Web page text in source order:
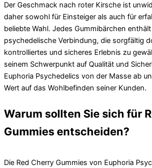
Der Geschmack nach roter Kirsche ist
daher sowohl für Einsteiger als auch für
beliebte Wahl. Jedes Gummibärchen
psychedelische Verbindung, die sorgfältig
kontrolliertes und sicheres Erlebnis zu
seinem Schwerpunkt auf Qualität und
Euphoria Psychedelics von der Masse ab
Wert auf das Wohlbefinden seiner Kunden.
Warum sollten Sie sich für
Gummies entscheiden?
Die Red Cherry Gummies von Euphoria